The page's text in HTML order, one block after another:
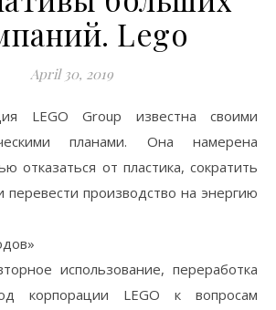
Lego
April 30, 2019
LEGO Group известна своими
планами. Она намерена
отказаться от пластика, сократить
производство на энергию
использование, переработка
корпорации LEGO к вопросам